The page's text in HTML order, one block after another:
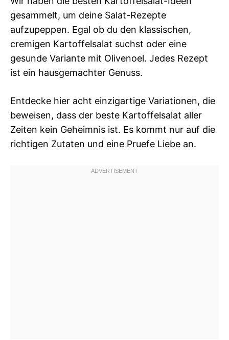
gesammelt, um deine Salat-Rezepte
aufzupeppen. Egal ob du den klassischen,
cremigen Kartoffelsalat suchst oder eine
gesunde Variante mit Olivenoel. Jedes Rezept
ist ein hausgemachter Genuss.
Entdecke hier acht einzigartige Variationen, die
beweisen, dass der beste Kartoffelsalat aller
Zeiten kein Geheimnis ist. Es kommt nur auf die
richtigen Zutaten und eine Pruefe Liebe an.